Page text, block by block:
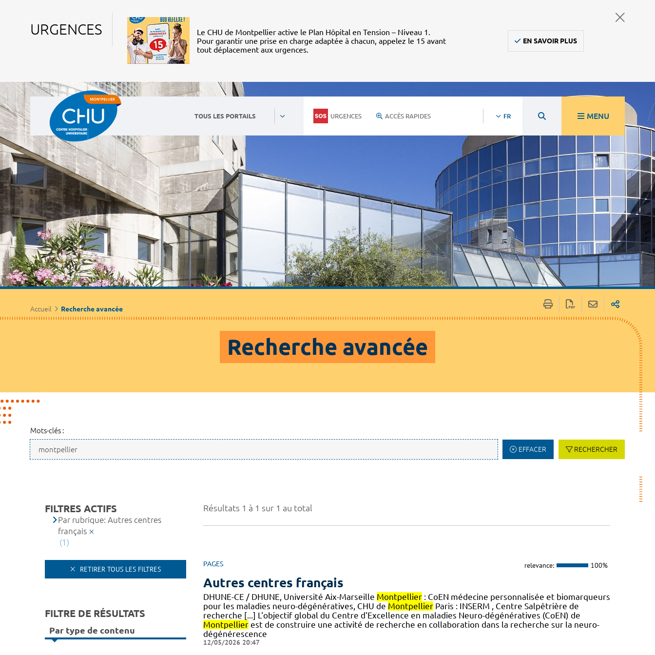
URGENCES
Le CHU de Montpellier active le Plan Hôpital en Tension – Niveau 1.
Pour garantir une prise en charge adaptée à chacun, appelez le 15 avant
tout déplacement aux urgences.
EN SAVOIR PLUS
TOUS LES PORTAILS URGENCES ACCÈS RAPIDES FR MENU
Accueil Recherche avancée
Recherche avancée
Mots-clés :
EFFACER RECHERCHER
Résultats 1 à 1 sur 1 au total
PAGES relevance: 100%
Autres centres français
DHUNE-CE / DHUNE, Université Aix-Marseille Montpellier: CoEN médecine personnalisée et biomarqueurs
pour les maladies neuro-dégénératives, CHU de MontpellierParis : INSERM , Centre Salpêtrière de
recherche [...] L'objectif global du Centre d'Excellence en maladies Neuro-dégénératives (CoEN) de
Montpellierest de construire une activité de recherche en collaboration dans la recherche sur la neuro-
dégénérescence
12/05/2026 20:47
FILTRES ACTIFS
Par rubrique: Autres centres
français
(1)
RETIRER TOUS LES FILTRES
FILTRE DE RÉSULTATS
Par type de contenu